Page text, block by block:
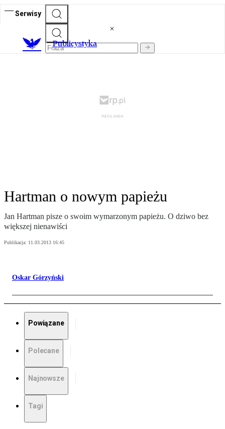
Serwisy
Publicystyka
Hartman o nowym papieżu
Jan Hartman pisze o swoim wymarzonym papieżu. O dziwo bez
większej nienawiści
Publikacja: 11.03.2013 16:45
Oskar Górzyński
Powiązane
Polecane
Najnowsze
Tagi